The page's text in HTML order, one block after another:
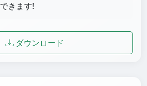
きます!
ダウンロード